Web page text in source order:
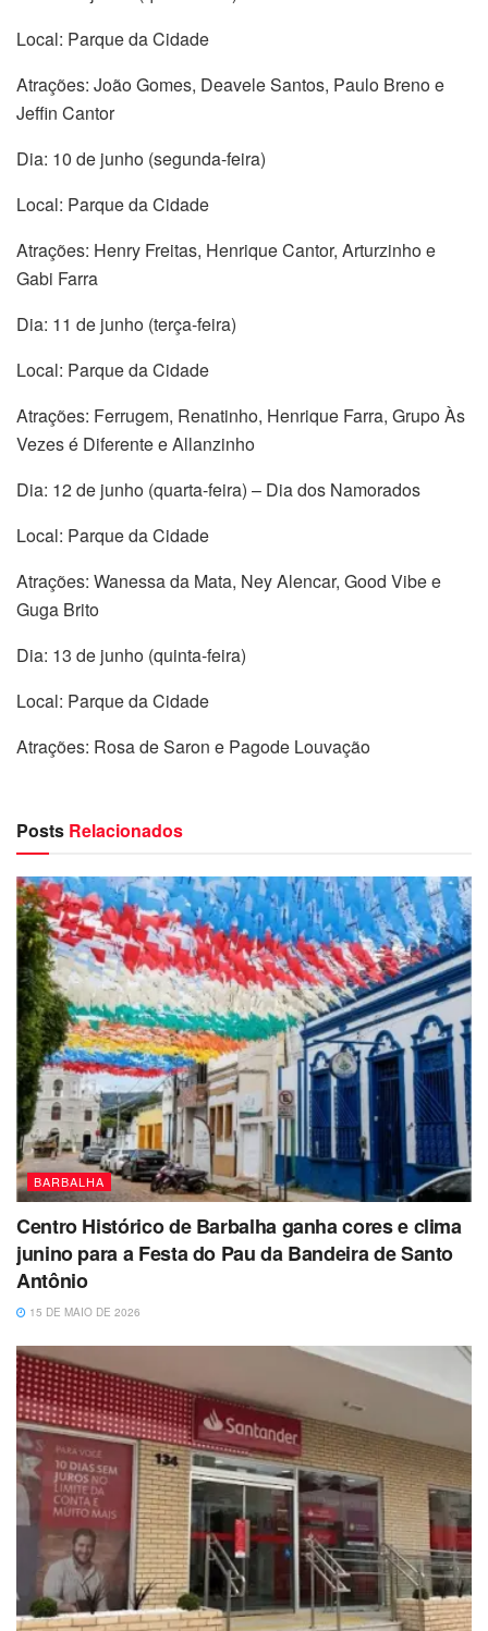
Local: Parque da Cidade
Atrações: João Gomes, Deavele Santos, Paulo Breno e
Jeffin Cantor
Dia: 10 de junho (segunda-feira)
Local: Parque da Cidade
Atrações: Henry Freitas, Henrique Cantor, Arturzinho e
Gabi Farra
Dia: 11 de junho (terça-feira)
Local: Parque da Cidade
Atrações: Ferrugem, Renatinho, Henrique Farra, Grupo Às
Vezes é Diferente e Allanzinho
Dia: 12 de junho (quarta-feira) – Dia dos Namorados
Local: Parque da Cidade
Atrações: Wanessa da Mata, Ney Alencar, Good Vibe e
Guga Brito
Dia: 13 de junho (quinta-feira)
Local: Parque da Cidade
Atrações: Rosa de Saron e Pagode Louvação
Posts Relacionados
BARBALHA
Centro Histórico de Barbalha ganha cores e clima
junino para a Festa do Pau da Bandeira de Santo
Antônio
15 DE MAIO DE 2026